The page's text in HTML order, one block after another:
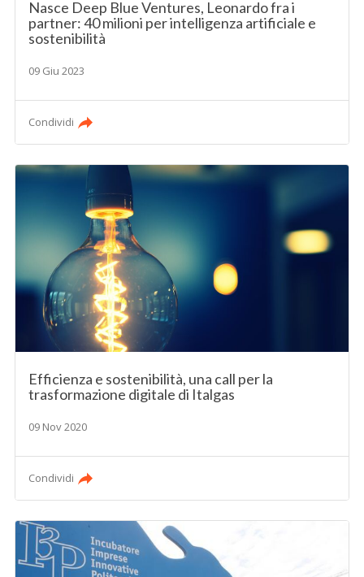
Nasce Deep Blue Ventures, Leonardo fra i
partner: 40 milioni per intelligenza artificiale e
sostenibilità
09 Giu 2023
Condividi
Efficienza e sostenibilità, una call per la
trasformazione digitale di Italgas
09 Nov 2020
Condividi